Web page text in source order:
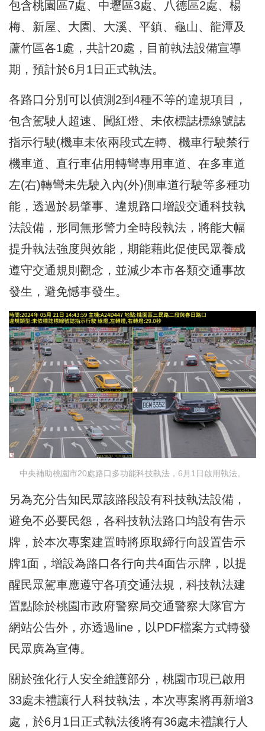
包含桃園區7處、中壢區3處、八德區2處、楊
梅、新屋、大園、大溪、平鎮、龜山、龍潭及
蘆竹區各1處，共計20處，目前執法設備宣導
期，預計於6月1日正式執法。
各路口分別可以偵測2到4種不等的違規項目，
包含駕駛人超速、闖紅燈、未依標誌標線號誌
指示行駛(機車未依兩段式左轉、機車行駛禁行
機車道、直行車佔用轉彎專用車道、在多車道
左(右)轉彎未先駛入內(外)側車道行駛等多種功
能，透過於易肇事、違規路口增設交通科技執
法設備，形同無形警力全時段執法，將能大幅
提升執法強度與效能，期能藉此促使民眾養成
遵守交通規則觀念，並減少本市各類交通事故
發生，避免憾事發生。
中央補助桃園市20處路口多功能科技執法，6月1日啟用執法。
另為充分告知民眾該路段設有科技執法設備，
避免不必要民怨，各科技執法路口均設有告示
牌，於本次專案建置時將原取締行向設置告示
牌1面，增設為路口各行向共4面告示牌，以提
醒民眾駕車應遵守各項交通法規，科技執法建
置點除於桃園市政府警察局交通警察大隊官方
網站公告外，亦透過line，以PDF檔案方式轉發
民眾廣為宣傳。
關於強化行人安全維護部分，桃園市現已啟用
33處未禮讓行人科技執法，本次專案將再新增3
處，於6月1日正式執法後將有36處未禮讓行人